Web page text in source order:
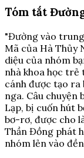
Tóm tắt
"Đường vào
Mã của Hà Thủy
diệu của nhóm
nhà khoa học trẻ
cánh được tạo ra
nga. Câu chuyện
Lạp, bị cuốn hút
bơ-rơ, được cho
Thần Đồng phát
nhóm lẻn vào